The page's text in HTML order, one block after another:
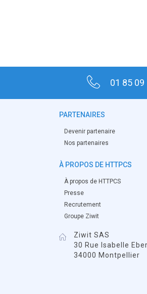
01 85 09
PARTENAIRES
Devenir partenaire
Nos partenaires
À PROPOS DE HTTPCS
À propos de HTTPCS
Presse
Recrutement
Groupe Ziwit
Ziwit SAS
30 Rue Isabelle
34000 Montpellier